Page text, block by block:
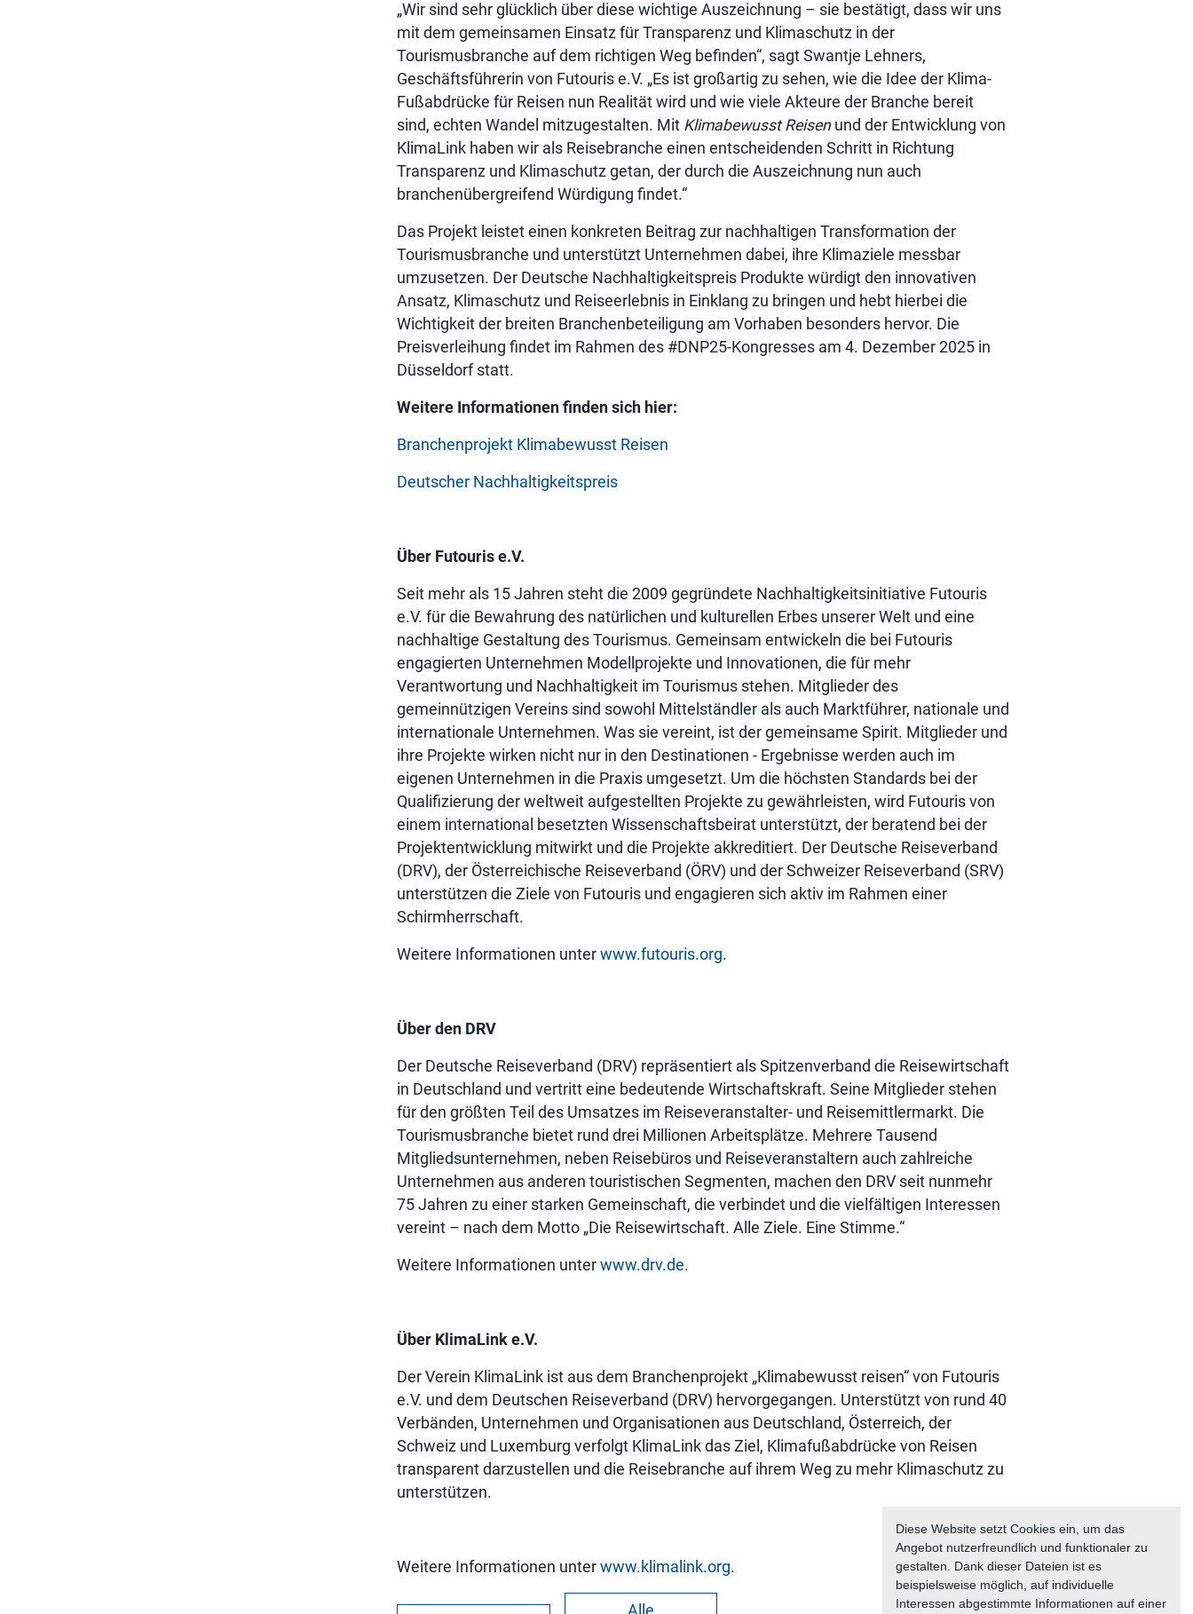
Diese Website setzt Cookies ein, um das
Angebot nutzerfreundlich und funktionaler zu
gestalten. Dank dieser Dateien ist es
beispielsweise möglich, auf individuelle
Interessen abgestimmte Informationen auf einer
„Wir sind sehr glücklich über diese wichtige Auszeichnung – sie bestätigt, dass wir uns
mit dem gemeinsamen Einsatz für Transparenz und Klimaschutz in der
Tourismusbranche auf dem richtigen Weg befinden“, sagt Swantje Lehners,
Geschäftsführerin von Futouris e.V. „Es ist großartig zu sehen, wie die Idee der Klima-
Fußabdrücke für Reisen nun Realität wird und wie viele Akteure der Branche bereit
sind, echten Wandel mitzugestalten. Mit Klimabewusst Reisenund der Entwicklung von
KlimaLink haben wir als Reisebranche einen entscheidenden Schritt in Richtung
Transparenz und Klimaschutz getan, der durch die Auszeichnung nun auch
branchenübergreifend Würdigung findet.“
Das Projekt leistet einen konkreten Beitrag zur nachhaltigen Transformation der
Tourismusbranche und unterstützt Unternehmen dabei, ihre Klimaziele messbar
umzusetzen. Der Deutsche Nachhaltigkeitspreis Produkte würdigt den innovativen
Ansatz, Klimaschutz und Reiseerlebnis in Einklang zu bringen und hebt hierbei die
Wichtigkeit der breiten Branchenbeteiligung am Vorhaben besonders hervor. Die
Preisverleihung findet im Rahmen des #DNP25-Kongresses am 4. Dezember 2025 in
Düsseldorf statt.
Weitere Informationen finden sich hier:
Branchenprojekt Klimabewusst Reisen
Deutscher Nachhaltigkeitspreis
Über Futouris e.V.
Seit mehr als 15 Jahren steht die 2009 gegründete Nachhaltigkeitsinitiative Futouris
e.V. für die Bewahrung des natürlichen und kulturellen Erbes unserer Welt und eine
nachhaltige Gestaltung des Tourismus. Gemeinsam entwickeln die bei Futouris
engagierten Unternehmen Modellprojekte und Innovationen, die für mehr
Verantwortung und Nachhaltigkeit im Tourismus stehen. Mitglieder des
gemeinnützigen Vereins sind sowohl Mittelständler als auch Marktführer, nationale und
internationale Unternehmen. Was sie vereint, ist der gemeinsame Spirit. Mitglieder und
ihre Projekte wirken nicht nur in den Destinationen - Ergebnisse werden auch im
eigenen Unternehmen in die Praxis umgesetzt. Um die höchsten Standards bei der
Qualifizierung der weltweit aufgestellten Projekte zu gewährleisten, wird Futouris von
einem international besetzten Wissenschaftsbeirat unterstützt, der beratend bei der
Projektentwicklung mitwirkt und die Projekte akkreditiert. Der Deutsche Reiseverband
(DRV), der Österreichische Reiseverband (ÖRV) und der Schweizer Reiseverband (SRV)
unterstützen die Ziele von Futouris und engagieren sich aktiv im Rahmen einer
Schirmherrschaft.
Weitere Informationen unter www.futouris.org.
Über den DRV
Der Deutsche Reiseverband (DRV) repräsentiert als Spitzenverband die Reisewirtschaft
in Deutschland und vertritt eine bedeutende Wirtschaftskraft. Seine Mitglieder stehen
für den größten Teil des Umsatzes im Reiseveranstalter- und Reisemittlermarkt. Die
Tourismusbranche bietet rund drei Millionen Arbeitsplätze. Mehrere Tausend
Mitgliedsunternehmen, neben Reisebüros und Reiseveranstaltern auch zahlreiche
Unternehmen aus anderen touristischen Segmenten, machen den DRV seit nunmehr
75 Jahren zu einer starken Gemeinschaft, die verbindet und die vielfältigen Interessen
vereint – nach dem Motto „Die Reisewirtschaft. Alle Ziele. Eine Stimme.“
Weitere Informationen unter www.drv.de.
Über KlimaLink e.V.
Der Verein KlimaLink ist aus dem Branchenprojekt „Klimabewusst reisen“ von Futouris
e.V. und dem Deutschen Reiseverband (DRV) hervorgegangen. Unterstützt von rund 40
Verbänden, Unternehmen und Organisationen aus Deutschland, Österreich, der
Schweiz und Luxemburg verfolgt KlimaLink das Ziel, Klimafußabdrücke von Reisen
transparent darzustellen und die Reisebranche auf ihrem Weg zu mehr Klimaschutz zu
unterstützen.
Weitere Informationen unter www.klimalink.org.
Alle